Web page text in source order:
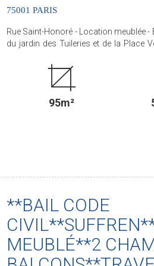
75001 PARIS
Rue Saint-Honoré - Location meublée
du jardin des Tuileries et de la Place
d'un bel immeuble du XVIIIème siècle. Il comprend une entrée, un double séjour / salle à
manger, une cuisine ouverte
troisième ou salon), un bureau, une
localisation exceptionnelle fait de ce
95m²
**BAIL CODE
MEUBLÉ**2